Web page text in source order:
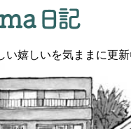
い嬉しいを気ままに更